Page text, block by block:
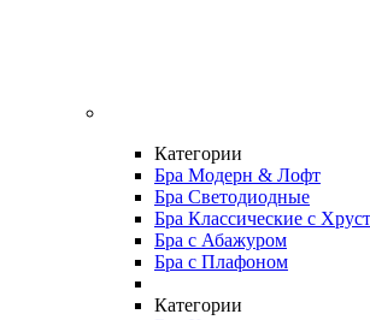
Категории
Бра Модерн & Лофт
Бра Светодиодные
Бра Классические с
Бра с Абажуром
Бра с Плафоном
Категории